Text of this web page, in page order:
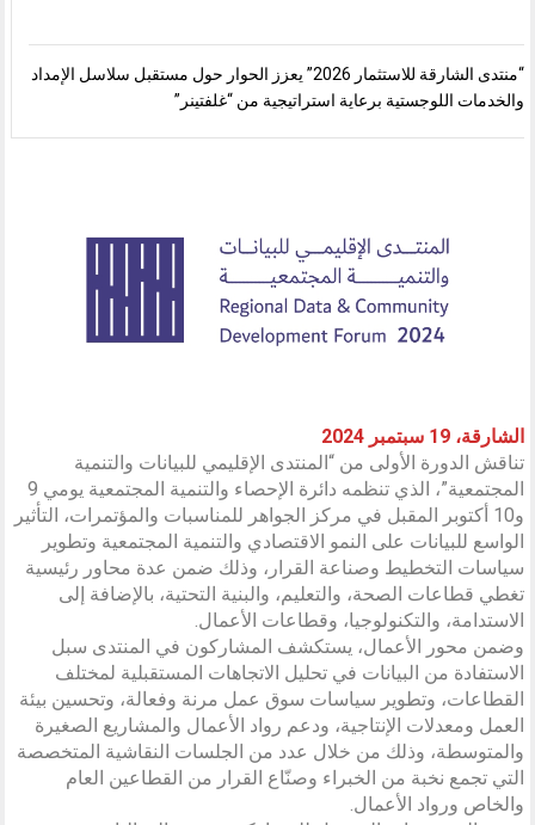
“منتدى الشارقة للاستثمار 2026” يعزز الحوار حول مستقبل سلاسل الإمداد
والخدمات اللوجستية برعاية استراتيجية من “غلفتينر”
الشارقة، 19 سبتمبر 2024
تناقش الدورة الأولى من “المنتدى الإقليمي للبيانات والتنمية
المجتمعية”، الذي تنظمه دائرة الإحصاء والتنمية المجتمعية يومي 9
و10 أكتوبر المقبل في مركز الجواهر للمناسبات والمؤتمرات، التأثير
الواسع للبيانات على النمو الاقتصادي والتنمية المجتمعية وتطوير
سياسات التخطيط وصناعة القرار، وذلك ضمن عدة محاور رئيسية
تغطي قطاعات الصحة، والتعليم، والبنية التحتية، بالإضافة إلى
الاستدامة، والتكنولوجيا، وقطاعات الأعمال.
وضمن محور الأعمال، يستكشف المشاركون في المنتدى سبل
الاستفادة من البيانات في تحليل الاتجاهات المستقبلية لمختلف
القطاعات، وتطوير سياسات سوق عمل مرنة وفعالة، وتحسين بيئة
العمل ومعدلات الإنتاجية، ودعم رواد الأعمال والمشاريع الصغيرة
والمتوسطة، وذلك من خلال عدد من الجلسات النقاشية المتخصصة
التي تجمع نخبة من الخبراء وصنّاع القرار من القطاعين العام
والخاص ورواد الأعمال.